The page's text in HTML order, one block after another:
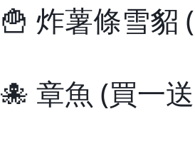
🍟 炸薯條雪貂
🐙 章魚 (買一